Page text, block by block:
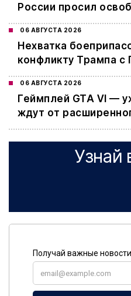
России просил
06 АВГУСТА 2026
Нехватка
конфликту Трампа
06 АВГУСТА 2026
Геймплей GTA VI —
ждут от
Узнай